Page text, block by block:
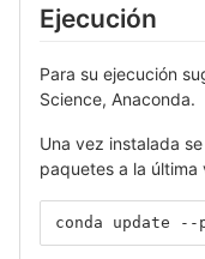
Ejecución
Para su ejecución
Science, Anaconda.
Una vez instalada
paquetes a la última
conda update --